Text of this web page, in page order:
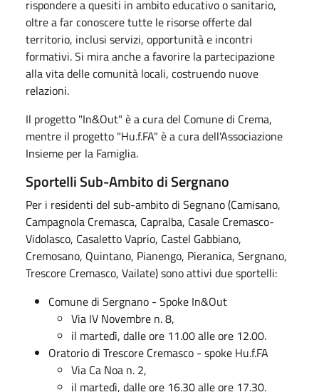
rispondere a quesiti in ambito educativo o sanitario,
oltre a far conoscere tutte le risorse offerte dal
territorio, inclusi servizi, opportunità e incontri
formativi. Si mira anche a favorire la partecipazione
alla vita delle comunità locali, costruendo nuove
relazioni.
Il progetto "In&Out" è a cura del Comune di Crema,
mentre il progetto "Hu.f.FA" è a cura dell'Associazione
Insieme per la Famiglia.
Sportelli Sub-Ambito di Sergnano
Per i residenti del sub-ambito di Segnano (Camisano,
Campagnola Cremasca, Capralba, Casale Cremasco-
Vidolasco, Casaletto Vaprio, Castel Gabbiano,
Cremosano, Quintano, Pianengo, Pieranica, Sergnano,
Trescore Cremasco, Vailate) sono attivi due sportelli:
Comune di Sergnano - Spoke In&Out
Via IV Novembre n. 8,
il martedì, dalle ore 11.00 alle ore 12.00.
Oratorio di Trescore Cremasco - spoke Hu.f.FA
Via Ca Noa n. 2,
il martedì, dalle ore 16.30 alle ore 17.30.